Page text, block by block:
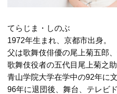
てらじま・しのぶ
1972年生まれ、京都市出身。
父は歌舞伎俳優の尾上菊五郎
歌舞伎役者の五代目尾上菊之助
青山学院大学在学中の92年に
96年に退団後、舞台、テレビ